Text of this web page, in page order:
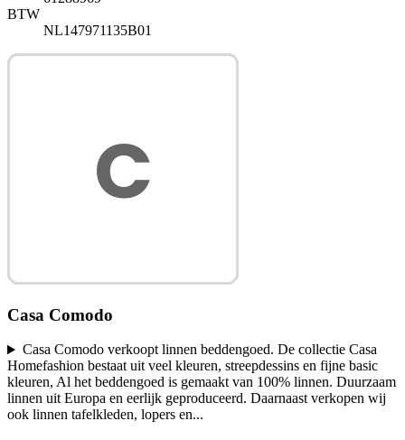
BTW
NL147971135B01
Casa Comodo
Casa Comodo verkoopt linnen beddengoed. De collectie Casa
Homefashion bestaat uit veel kleuren, streepdessins en fijne basic
kleuren, Al het beddengoed is gemaakt van 100% linnen. Duurzaam
linnen uit Europa en eerlijk geproduceerd. Daarnaast verkopen wij
ook linnen tafelkleden, lopers en...